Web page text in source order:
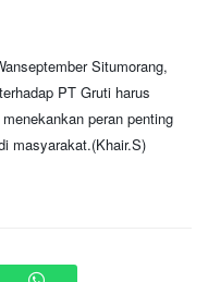
Situmorang,
PT Gruti harus
peran penting
masyarakat.(Khair.S)